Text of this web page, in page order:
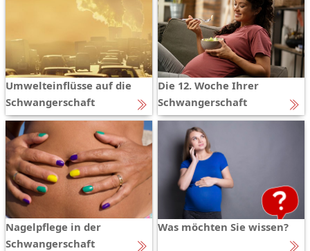
Umwelteinflüsse auf die
Schwangerschaft
Die 12. Woche Ihrer
Schwangerschaft
Nagelpflege in der
Schwangerschaft
Was möchten Sie wissen?